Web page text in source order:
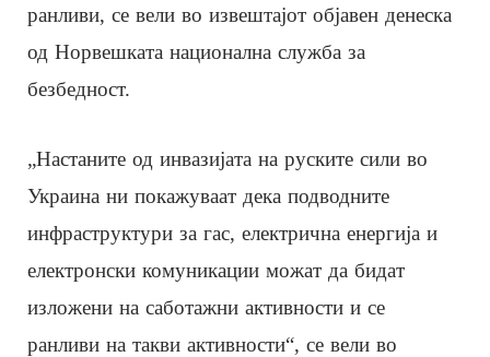
ранливи, се вели во извештајот објавен денеска
од Норвешката национална служба за
безбедност.
„Настаните од инвазијата на руските сили во
Украина ни покажуваат дека подводните
инфраструктури за гас, електрична енергија и
електронски комуникации можат да бидат
изложени на саботажни активности и се
ранливи на такви активности“, се вели во